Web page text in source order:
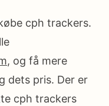
cph trackers.
, og få mere
dets pris. Der er
cph trackers